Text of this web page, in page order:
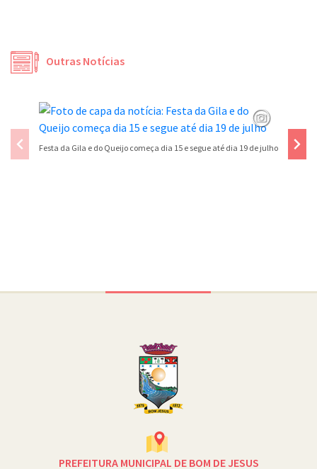
Outras Notícias
Festa da Gila e do Queijo começa dia 15 e segue até dia 19 de julho
PREFEITURA MUNICIPAL DE BOM DE JESUS